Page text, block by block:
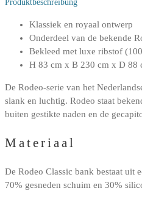
Produktbeschreibung
Klassiek en royaal ontwerp
Onderdeel van de bekende
Bekleed met luxe ribstof
H 83 cm x B 230 cm x D 88
De Rodeo-serie van het
slank en luchtig. Rodeo staat
buiten gestikte naden en de
Materiaal
De Rodeo Classic bank bestaat uit
70% gesneden schuim en 30%